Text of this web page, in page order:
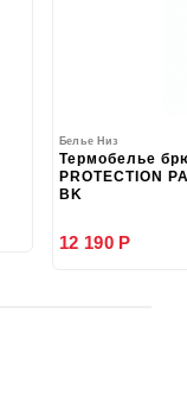
Белье Низ
Термобелье
PROTECTION
BK
12 190 Р